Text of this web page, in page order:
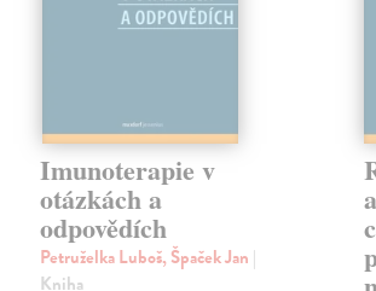
Imunoterapie v
otázkách a
odpovědích
Petruželka Luboš, Špaček Jan |
Kniha